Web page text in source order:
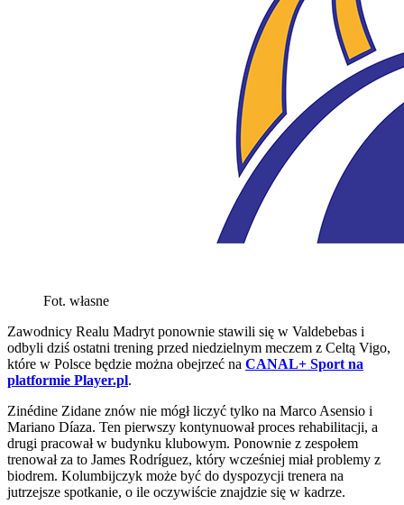
Fot. własne
Zawodnicy Realu Madryt ponownie stawili się w Valdebebas i
odbyli dziś ostatni trening przed niedzielnym meczem z Celtą Vigo,
które w Polsce będzie można obejrzeć na CANAL+ Sport na
platformie Player.pl.
Zinédine Zidane znów nie mógł liczyć tylko na Marco Asensio i
Mariano Díaza. Ten pierwszy kontynuował proces rehabilitacji, a
drugi pracował w budynku klubowym. Ponownie z zespołem
trenował za to James Rodríguez, który wcześniej miał problemy z
biodrem. Kolumbijczyk może być do dyspozycji trenera na
jutrzejsze spotkanie, o ile oczywiście znajdzie się w kadrze.